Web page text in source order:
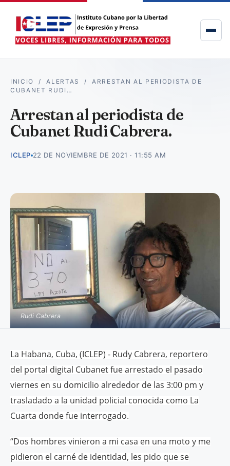
INICIO /ALERTAS /ARRESTAN AL PERIODISTA DE
CUBANET RUDI…
Arrestan al periodista de
Cubanet Rudi Cabrera.
ICLEP 22 DE NOVIEMBRE DE 2021 · 11:55 AM
Rudi Cabrera
La Habana, Cuba, (ICLEP) - Rudy Cabrera, reportero
del portal digital Cubanet fue arrestado el pasado
viernes en su domicilio alrededor de las 3:00 pm y
trasladado a la unidad policial conocida como La
Cuarta donde fue interrogado.
“Dos hombres vinieron a mi casa en una moto y me
pidieron el carné de identidad, les pido que se